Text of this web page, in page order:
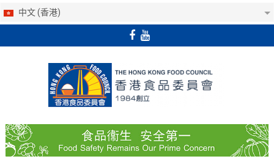
中文 (香港)